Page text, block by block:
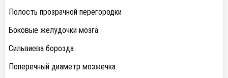
Полость прозрачной перегородки
Боковые желудочки мозга
Сильвиева борозда
Поперечный диаметр мозжечка